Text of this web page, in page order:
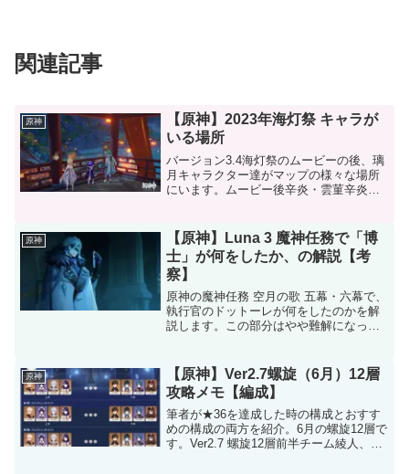
関連記事
原神
【原神】2023年海灯祭 キャラが
いる場所
バージョン3.4海灯祭のムービーの後、璃
月キャラクター達がマップの様々な場所
にいます。ムービー後辛炎・雲菫辛炎と
います。ヴラド・ナディヤステージすぐ
近くにNPCのヴラド...
原神
【原神】Luna 3 魔神任務で「博
士」が何をしたか、の解説【考
察】
原神の魔神任務 空月の歌 五幕・六幕で、
執行官のドットーレが何をしたのかを解
説します。この部分はやや難解になって
を蓄積し続けていました。アリス曰く
「知り得ないことを知る...
原神
【原神】Ver2.7螺旋（6月）12層
攻略メモ【編成】
筆者が★36を達成した時の構成とおすす
めの構成の両方を紹介。6月の螺旋12層で
す。Ver2.7 螺旋12層前半チーム綾人、万